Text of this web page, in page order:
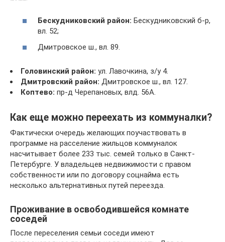
Бескудниковский район: Бескудниковский б-p,
вл. 52;
Дмитровское ш., вл. 89.
Головинский район: ул. Лавочкина, з/у 4.
Дмитровский район: Дмитровское ш., вл. 127.
Коптево: пр-д Черепановых, влд. 56А.
Как еще можно переехать из коммуналки?
Фактически очередь желающих поучаствовать в
программе на расселение жильцов коммуналок
насчитывает более 233 тыс. семей только в Санкт-
Петербурге. У владельцев недвижимости с правом
собственности или по договору соцнайма есть
несколько альтернативных путей переезда.
Проживание в освободившейся комнате
соседей
После переселения семьи соседи имеют